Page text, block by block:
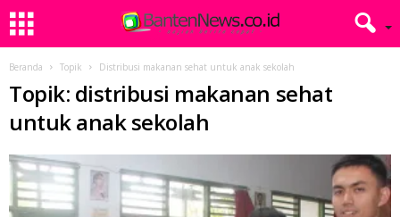
Beranda Topik Distribusi makanan sehat untuk anak sekolah
Topik: distribusi makanan sehat
untuk anak sekolah